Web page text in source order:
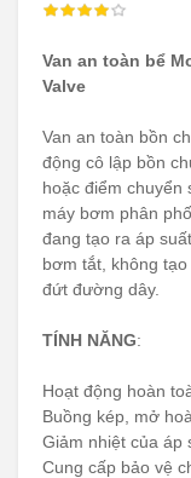
Van an toàn bể
Valve
Van an toàn bồn
động cô lập bồn
hoặc điểm
máy bơm phân
đang tạo ra áp
bơm tắt, không
đứt đường dây.
TÍNH NĂNG:
Hoạt động hoàn
Buồng kép, mở
Giảm nhiệt của áp
Cung cấp bảo vệ